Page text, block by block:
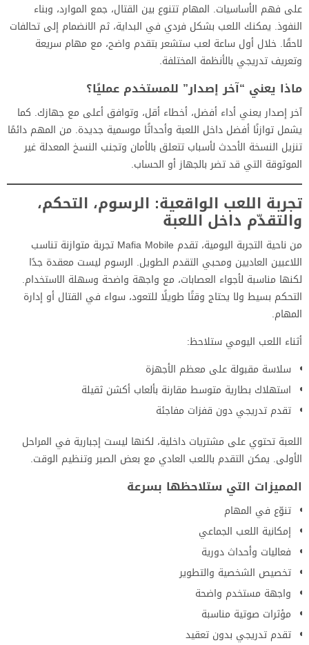
على فهم الأساسيات. المهام تتنوع بين القتال، جمع الموارد، وبناء
النفوذ. يمكنك اللعب بشكل فردي في البداية، ثم الانضمام إلى تحالفات
لاحقًا. خلال أول ساعة لعب ستشعر بتقدم واضح، مع مهام سريعة
وتعريف تدريجي بالأنظمة المختلفة.
ماذا يعني “آخر إصدار” للمستخدم عمليًا؟
آخر إصدار يعني أداء أفضل، أخطاء أقل، وتوافق أعلى مع جهازك. كما
يشمل توازنًا أفضل داخل اللعبة وأحداثًا موسمية جديدة. من المهم دائمًا
تنزيل النسخة الأحدث لأسباب تتعلق بالأمان وتجنب النسخ المعدلة غير
الموثوقة التي قد تضر بالجهاز أو الحساب.
تجربة اللعب الواقعية: الرسوم، التحكم،
والتقدّم داخل اللعبة
من ناحية التجربة اليومية، تقدم Mafia Mobile تجربة متوازنة تناسب
اللاعبين العاديين ومحبي التقدم الطويل. الرسوم ليست معقدة جدًا
لكنها مناسبة لأجواء العصابات، مع واجهة واضحة وسهلة الاستخدام.
التحكم بسيط ولا يحتاج وقتًا طويلًا للتعود، سواء في القتال أو إدارة
المهام.
أثناء اللعب اليومي ستلاحظ:
سلاسة مقبولة على معظم الأجهزة
استهلاك بطارية متوسط مقارنة بألعاب أكشن ثقيلة
تقدم تدريجي دون قفزات مفاجئة
اللعبة تحتوي على مشتريات داخلية، لكنها ليست إجبارية في المراحل
الأولى. يمكن التقدم باللعب العادي مع بعض الصبر وتنظيم الوقت.
المميزات التي ستلاحظها بسرعة
تنوّع في المهام
إمكانية اللعب الجماعي
فعاليات وأحداث دورية
تخصيص الشخصية والتطوير
واجهة مستخدم واضحة
مؤثرات صوتية مناسبة
تقدم تدريجي بدون تعقيد